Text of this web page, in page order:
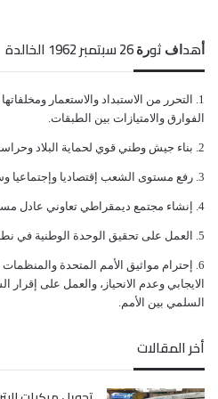
حسب وصفه، في إشارة إلى
وأضاف “أن الشرعية ممثلة
فاشلة، وأن هناك تأمر على
هذه المؤامرة على البلد، في
أبكر: الشرعية فاشلة،
ﺃﻫﺪﺍﻑ ﺛﻮﺭﺓ 26 ﺳﺒﺘﻤﺒﺮ 1962 الخالدة
ﺍﻟﺘﺤﺮﺭ ﻣﻦ ﺍﻻﺳﺘﺒﺪﺍﺩ ﻭﺍﻻﺳﺘﻌﻤﺎﺭ
ﺍﻟﻔﻮﺍﺭﻕ ﻭﺍﻻﻣﺘﻴﺎﺯﺍﺕ ﺑﻴﻦ ﺍﻟﻄﺒﻘﺎﺕ.
ﺑﻨﺎﺀ ﺟﻴﺶ ﻭﻃﻨﻲ ﻗﻮﻱ ﻟﺤﻤﺎﻳﺔ ﺍﻟﺒﻼﺩ
ﺭﻓﻊ ﻣﺴﺘﻮﻯ ﺍﻟﺸﻌﺐ ﺇﻗﺘﺼﺎﺩﻳﺎ ﻭﺇﺟﺘﻤﺎﻋﻴﺎ
ﺇﻧﺸﺎﺀ ﻣﺠﺘﻤﻊ ﺩﻳﻤﻘﺮﺍﻃﻲ ﺗﻌﺎﻭﻧﻲ ﻋﺎﺩﻝ
ﺍﻟﻌﻤﻞ ﻋﻠﻰ ﺗﺤﻘﻴﻖ ﺍﻟﻮﺣﺪﺓ ﺍﻟﻮﻃﻨﻴﺔ ﻓﻲ
ﺇﺣﺘﺮﺍﻡ ﻣﻮﺍﺛﻴﻖ الأﻣﻢ ﺍﻟﻤﺘﺤﺪﺓ ﻭﺍﻟﻤﻨﻈﻤﺎﺕ
ﺍﻻﻳﺠﺎﺑﻲ ﻭﻋﺪﻡ ﺍﻻﻧﺤﻴﺎﺯ، ﻭﺍﻟﻌﻤﻞ ﻋﻠﻰ ﺇﻗﺮﺍﺭ
ﺍﻟﺴﻠﻤﻲ ﺑﻴﻦ ﺍﻷﻣﻢ.
أخر المقالات